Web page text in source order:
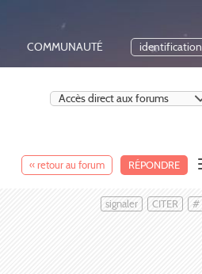
COMMUNAUTÉ identification
« retour au forum RÉPONDRE
#
CITER
signaler